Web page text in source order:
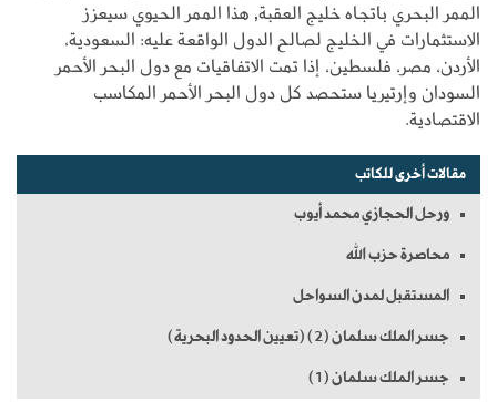
الممر البحري باتجاه خليج العقبة, هذا الممر الحيوي سيعزز
الاستثمارات في الخليج لصالح الدول الواقعة عليه: السعودية،
الأردن، مصر، فلسطين، إذا تمت الاتفاقيات مع دول البحر الأحمر
السودان وإرتيريا ستحصد كل دول البحر الأحمر المكاسب
الاقتصادية.
مقالات أخرى للكاتب
ورحل الحجازي محمد أيوب
محاصرة حزب الله
المستقبل لمدن السواحل
جسر الملك سلمان (2) (تعيين الحدود البحرية)
جسر الملك سلمان (1)